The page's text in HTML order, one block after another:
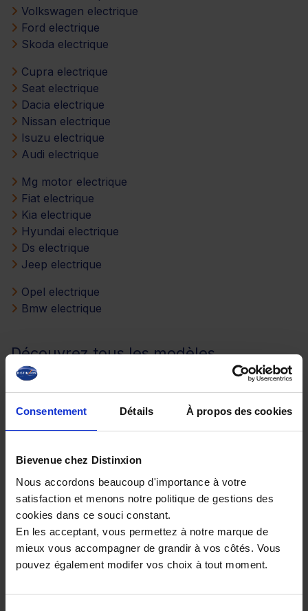
Consentement Détails À propos des cookies
Bievenue chez Distinxion
Nous accordons beaucoup d'importance à votre
satisfaction et menons notre politique de gestions des
cookies dans ce souci constant.
En les acceptant, vous permettez à notre marque de
mieux vous accompagner de grandir à vos côtés. Vous
pouvez également modifer vos choix à tout moment.
Volkswagen electrique
Ford electrique
Skoda electrique
Cupra electrique
Seat electrique
Dacia electrique
Nissan electrique
Isuzu electrique
Audi electrique
Mg motor electrique
Fiat electrique
Kia electrique
Hyundai electrique
Ds electrique
Jeep electrique
Opel electrique
Bmw electrique
Découvrez tous les modèles
ELECTRIQUE signés OPEL
par catégorie
Opel electrique Crossover
Opel electrique SUV & 4x4
Explorez nos modèles OPEL
ELECTRIQUE selon leur boîte de